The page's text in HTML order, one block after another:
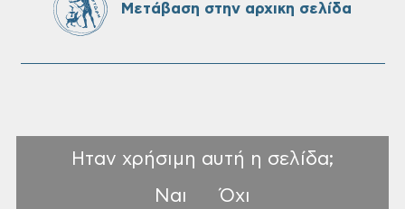
Δήμου Χανίων
Μετάβαση στην αρχικη σελίδα
Ηταν χρήσιμη αυτή η σελίδα;
Ναι
Όχι